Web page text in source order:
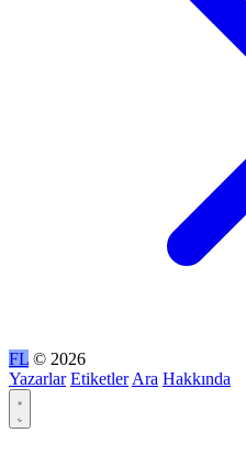
FL © 2026
Yazarlar Etiketler Ara Hakkında